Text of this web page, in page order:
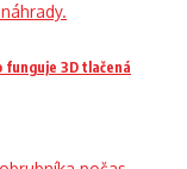
funguje 3D tlačená